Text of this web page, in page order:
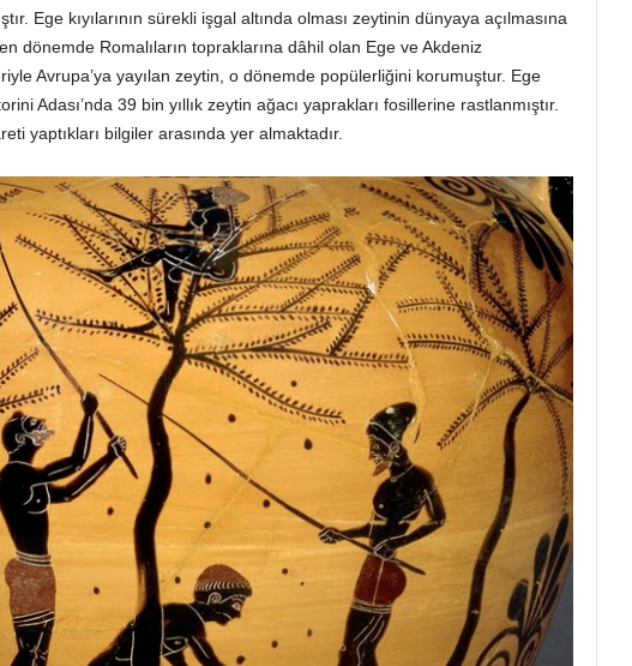
Ege kıyılarının sürekli işgal altında olması zeytinin dünyaya açılmasına
dönemde Romalıların topraklarına dâhil olan Ege ve Akdeniz
Avrupa’ya yayılan zeytin, o dönemde popülerliğini korumuştur. Ege
Adası’nda 39 bin yıllık zeytin ağacı yaprakları fosillerine rastlanmıştır.
yaptıkları bilgiler arasında yer almaktadır.